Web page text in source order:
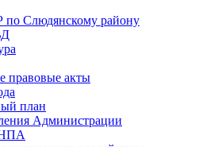
Слюдянскому району
правовые акты
план
Администрации